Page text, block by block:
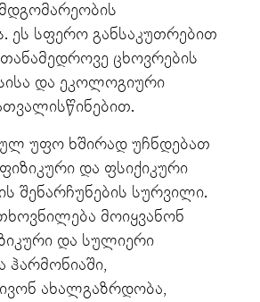
ეს სფერო განსაკუთრებით
ცხოვრების
და ეკოლოგიური
უფო ხშირად უჩნდებათ
და ფსიქიკური
შენარჩუნების სურვილი.
მოიყვანონ
და სულიერი
ჰარმონიაში,
ახალგაზრდობა,